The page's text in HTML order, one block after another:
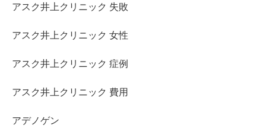
アスク井上クリニック 失敗
アスク井上クリニック 女性
アスク井上クリニック 症例
アスク井上クリニック 費用
アデノゲン